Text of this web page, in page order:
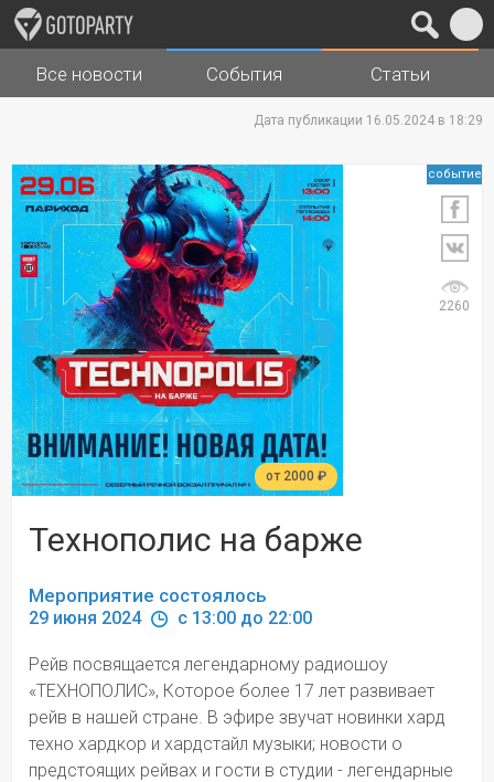
Города Музыка
Все новости События Статьи
Дата публикации 16.05.2024 в 18:29
от 2000 ₽
событие
2260
Технополис на барже
Мероприятие состоялось
29 июня 2024 c 13:00 до 22:00
Рейв посвящается легендарному радиошоу
«ТЕХНОПОЛИС», Которое более 17 лет развивает
рейв в нашей стране. В эфире звучат новинки хард
техно хардкор и хардстайл музыки; новости о
предстоящих рейвах и гости в студии - легендарные